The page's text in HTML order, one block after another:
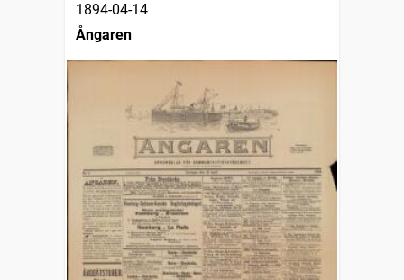
1894-04-14
Ångaren